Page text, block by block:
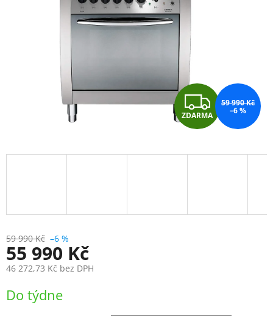
Z
D
A
ZDARMA
59 990 Kč
–6 %
59 990 Kč –6 %
55 990 Kč
46 272,73 Kč bez DPH
cena:
Do týdne